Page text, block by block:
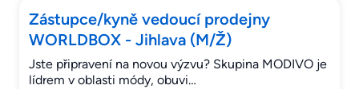
Zástupce/kyně vedoucí prodejny
WORLDBOX - Jihlava (M/Ž)
Jste připravení na novou výzvu? Skupina MODIVO je
lídrem v oblasti módy, obuvi…